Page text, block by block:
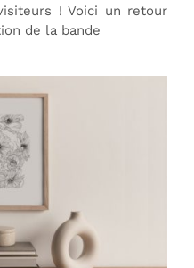
! Voici un retour
de la bande